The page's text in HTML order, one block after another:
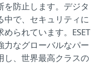
防止します。デジタ
中で、セキュリティに
られています。ESET
力なグローバルなパー
し、世界最高クラスの